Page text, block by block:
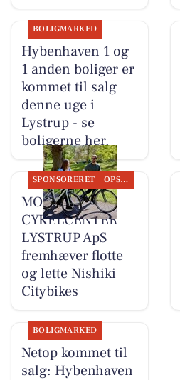
BOLIGMARKED
Hybenhaven 1 og
1 anden boliger er
kommet til salg
denne uge i
Lystrup - se
boligerne her.
SPONSORERET OPSLAGSTAVLEN
MOSQUITO
CYKELCENTER
LYSTRUP ApS
fremhæver flotte
og lette Nishiki
Citybikes
BOLIGMARKED
Netop kommet til
salg: Hybenhaven